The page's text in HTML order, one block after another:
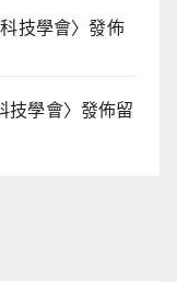
技學會〉發佈
技學會〉發佈留